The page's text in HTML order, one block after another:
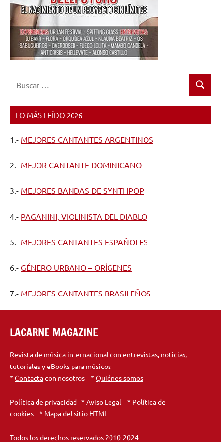
Buscar
LO MÁS LEÍDO 2026
1.- MEJORES CANTANTES ARGENTINOS
2.- MEJOR CANTANTE DOMINICANO
3.- MEJORES BANDAS DE SYNTHPOP
4.- PAGANINI, VIOLINISTA DEL DIABLO
5.- MEJORES CANTANTES ESPAÑOLES
6.- GÉNERO URBANO – ORÍGENES
7.- MEJORES CANTANTES BRASILEÑOS
LACARNE MAGAZINE
Revista de música internacional con entrevistas, noticias,
tutoriales y eBooks para músicos
* Contactacon nosotros * Quiénes somos
Política de privacidad * Aviso Legal * Política de
cookies * Mapa del sitio HTML
Todos los derechos reservados 2010-2024